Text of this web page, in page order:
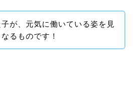
が、元気に働いている姿を見
るものです！